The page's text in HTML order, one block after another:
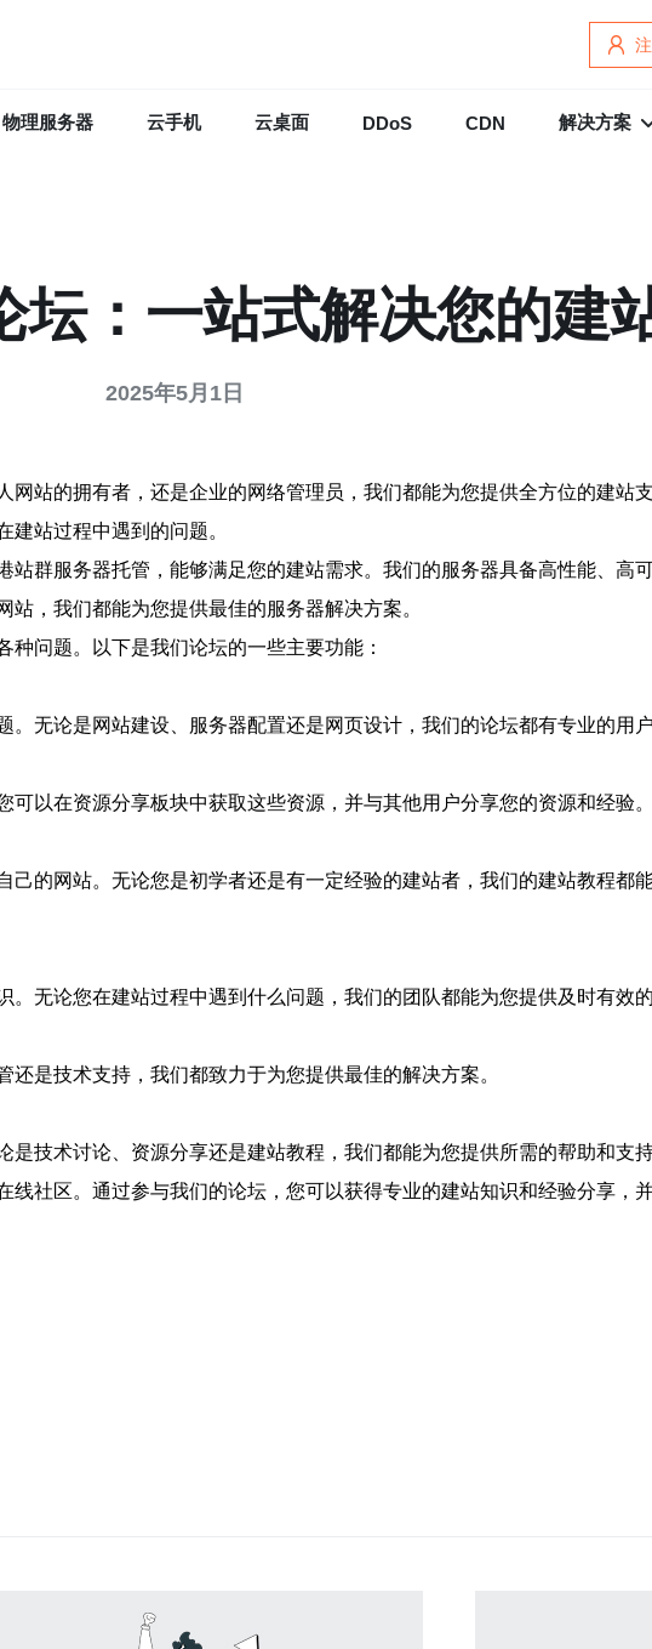
物理服务器 云手机 云桌面 DDoS CDN 解决方案
坛：一站式解决您的建
2025年5月1日
站的拥有者，还是企业的网络管理员，我们都能为您提供全方位的建站
站过程中遇到的问题。
群服务器托管，能够满足您的建站需求。我们的服务器具备高性能、高
，我们都能为您提供最佳的服务器解决方案。
问题。以下是我们论坛的一些主要功能：
无论是网站建设、服务器配置还是网页设计，我们的论坛都有专业的用
以在资源分享板块中获取这些资源，并与其他用户分享您的资源和经验。
的网站。无论您是初学者还是有一定经验的建站者，我们的建站教程都
无论您在建站过程中遇到什么问题，我们的团队都能为您提供及时有效的
是技术支持，我们都致力于为您提供最佳的解决方案。
技术讨论、资源分享还是建站教程，我们都能为您提供所需的帮助和支持
社区。通过参与我们的论坛，您可以获得专业的建站知识和经验分享，